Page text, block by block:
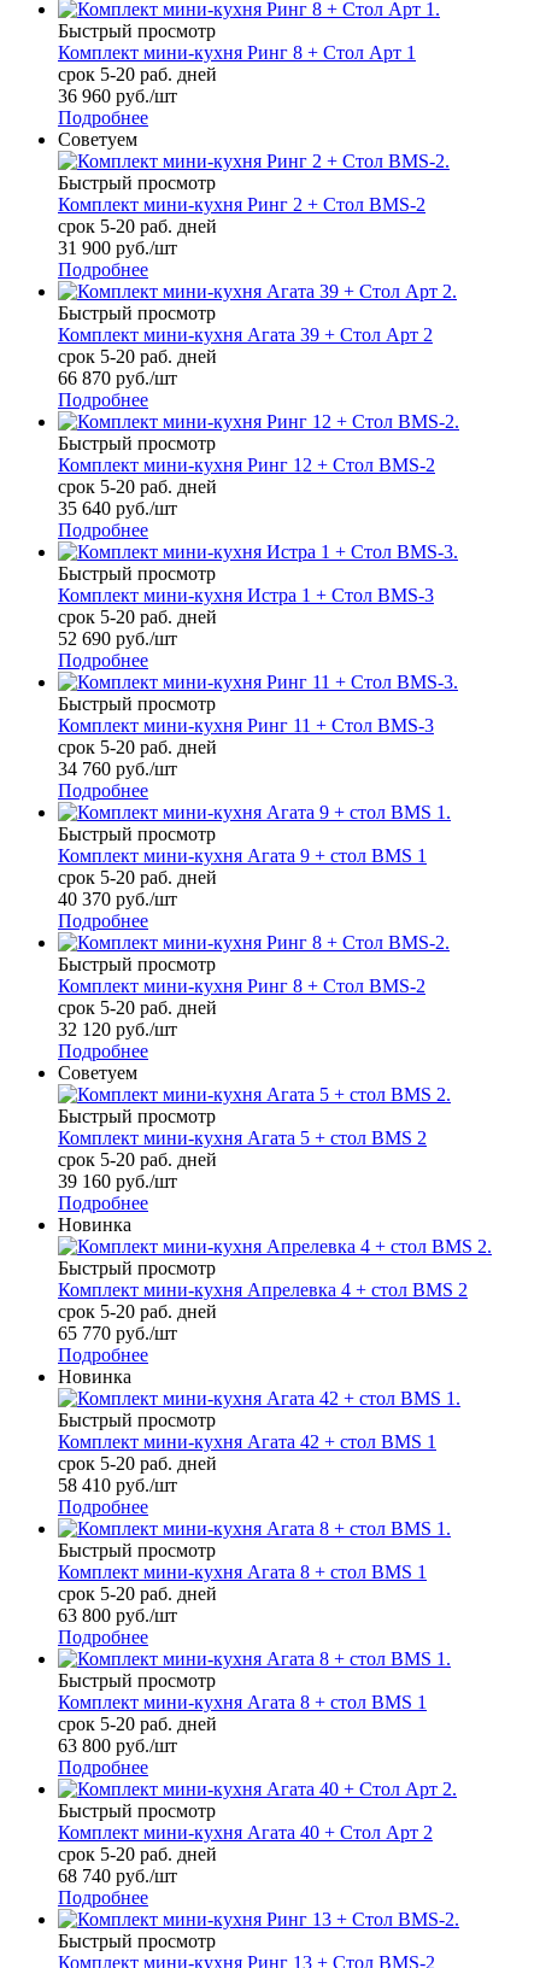
Быстрый просмотр
Комплект мини-кухня Ринг 8 + Стол Арт 1
срок 5-20 раб. дней
36 960 руб./шт
Подробнее
Советуем
Быстрый просмотр
Комплект мини-кухня Ринг 2 + Стол BMS-2
срок 5-20 раб. дней
31 900 руб./шт
Подробнее
Быстрый просмотр
Комплект мини-кухня Агата 39 + Стол Арт 2
срок 5-20 раб. дней
66 870 руб./шт
Подробнее
Быстрый просмотр
Комплект мини-кухня Ринг 12 + Стол BMS-2
срок 5-20 раб. дней
35 640 руб./шт
Подробнее
Быстрый просмотр
Комплект мини-кухня Истра 1 + Стол BMS-3
срок 5-20 раб. дней
52 690 руб./шт
Подробнее
Быстрый просмотр
Комплект мини-кухня Ринг 11 + Стол BMS-3
срок 5-20 раб. дней
34 760 руб./шт
Подробнее
Быстрый просмотр
Комплект мини-кухня Агата 9 + стол BMS 1
срок 5-20 раб. дней
40 370 руб./шт
Подробнее
Быстрый просмотр
Комплект мини-кухня Ринг 8 + Стол BMS-2
срок 5-20 раб. дней
32 120 руб./шт
Подробнее
Советуем
Быстрый просмотр
Комплект мини-кухня Агата 5 + стол BMS 2
срок 5-20 раб. дней
39 160 руб./шт
Подробнее
Новинка
Быстрый просмотр
Комплект мини-кухня Апрелевка 4 + стол BMS 2
срок 5-20 раб. дней
65 770 руб./шт
Подробнее
Новинка
Быстрый просмотр
Комплект мини-кухня Агата 42 + стол BMS 1
срок 5-20 раб. дней
58 410 руб./шт
Подробнее
Быстрый просмотр
Комплект мини-кухня Агата 8 + стол BMS 1
срок 5-20 раб. дней
63 800 руб./шт
Подробнее
Быстрый просмотр
Комплект мини-кухня Агата 8 + стол BMS 1
срок 5-20 раб. дней
63 800 руб./шт
Подробнее
Быстрый просмотр
Комплект мини-кухня Агата 40 + Стол Арт 2
срок 5-20 раб. дней
68 740 руб./шт
Подробнее
Быстрый просмотр
Комплект мини-кухня Ринг 13 + Стол BMS-2